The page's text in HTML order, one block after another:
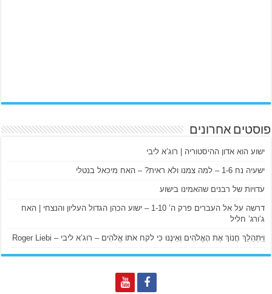
פוסטים אחרונים
ישוע הוא אדון ההיסטוריה | רוג’א ליבי
ישעיה נח 1-6 – למה צמנו ולא ראית? – האח מיכאל בנטלי
עדויות של רבנים שהאמינו בישוע
דרשה על אל העברים פרק ה’ 1-10 – ישוע הכהן הגדול העליון והנצחי | האח
ג’ורג’ חליל
וַיִּתְהַלֵּךְ חֲנוֹךְ אֶת הָאֱלֹהִים וְאֵינֶנּוּ כִּי לקח אֹתוֹ אֱלֹהִים – רוג’א ליבי – Roger Liebi